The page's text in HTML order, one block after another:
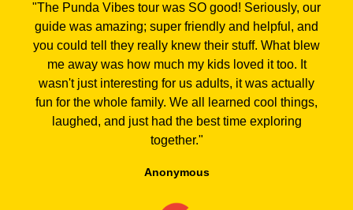
"The Punda Vibes tour was SO good! Seriously, our
guide was amazing; super friendly and helpful, and
you could tell they really knew their stuff. What blew
me away was how much my kids loved it too. It
wasn't just interesting for us adults, it was actually
fun for the whole family. We all learned cool things,
laughed, and just had the best time exploring
together."
Anonymous